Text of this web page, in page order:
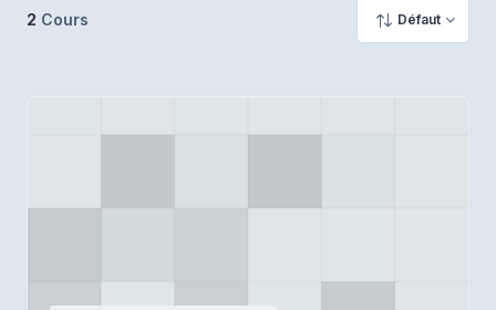
2 Cours Défaut